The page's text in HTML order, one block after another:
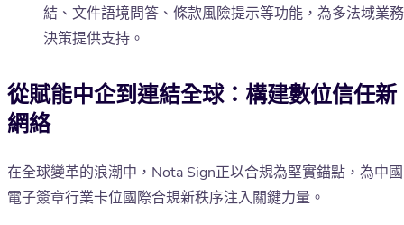
結、文件語境問答、條款風險提示等功能，為多法域業務
決策提供支持。
從賦能中企到連結全球：構建數位信任新
網絡
在全球變革的浪潮中，Nota Sign正以合規為堅實錨點，為中國
電子簽章行業卡位國際合規新秩序注入關鍵力量。